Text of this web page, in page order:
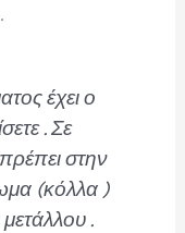
έχει ο
. Σε
στην
(κόλλα )
.